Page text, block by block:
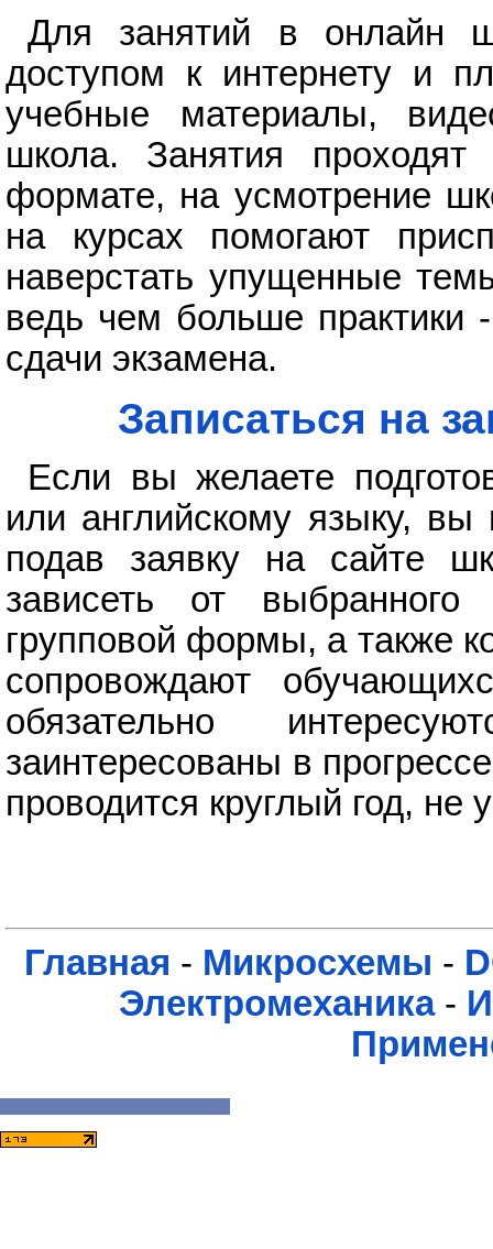
Для занятий в онлайн
доступом к интернету и
учебные материалы,
школа. Занятия
формате, на усмотрение
на курсах помогают
наверстать упущенные
ведь чем больше практики
сдачи экзамена.
Записаться на
Если вы желаете
или английскому языку,
подав заявку на сайте
зависеть от
групповой формы, а также
сопровождают
обязательно
заинтересованы в
проводится круглый год, не
Главная - Микросхемы -
Электромеханика-